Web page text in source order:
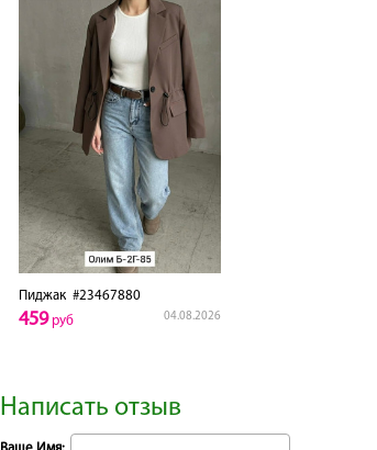
Пиджак #23467880
04.08.2026
459руб
Написать отзыв